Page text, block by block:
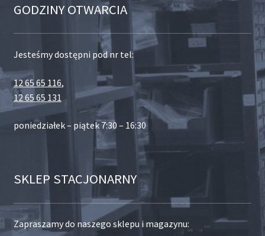
GODZINY OTWARCIA
Jesteśmy dostępni pod nr tel:
12 65 65 116,
12 65 65 131
poniedziałek – piątek 7:30 – 16:30
SKLEP STACJONARNY
Zapraszamy do naszego sklepu i magazynu: